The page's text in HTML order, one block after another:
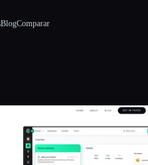
BlogComparar